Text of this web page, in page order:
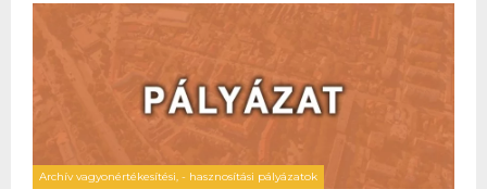
Archív vagyonértékesítési, - hasznosítási pályázatok